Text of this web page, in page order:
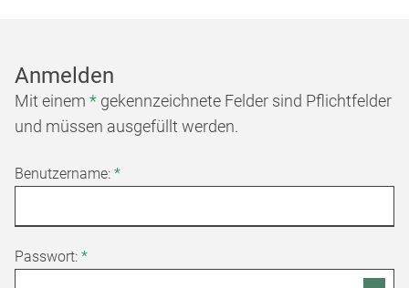
Anmelden
Mit einem * gekennzeichnete Felder sind Pflichtfelder
und müssen ausgefüllt werden.
Benutzername: *
Passwort: *